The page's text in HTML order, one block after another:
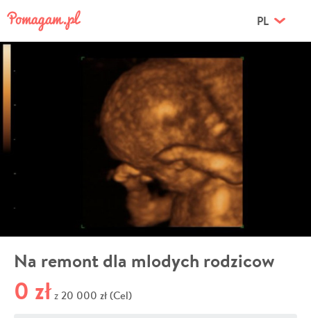
PL
Na remont dla mlodych rodzicow
0 zł z 20 000 zł (Cel)